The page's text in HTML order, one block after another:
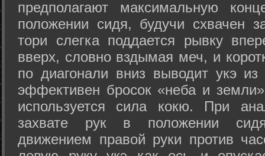
предполагают максимальную
положении сидя, будучи схвачен
тори слегка поддается рывку
вверх, словно вздымая меч, и
по диагонали вниз выводит укэ
эффективен бросок «неба и
используется сила кокю. При
захвате рук в положении
движением правой руки против